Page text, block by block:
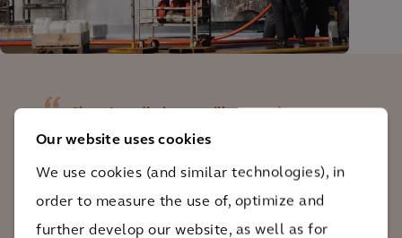
Our website uses cookies
We use cookies (and similar technologies), in
order to measure the use of, optimize and
further develop our website, as well as for
consultants et des experts sur
l'assainissement de sites contaminés par
des produits chimiques dangereux. Au
cours des dix dernières années, mon